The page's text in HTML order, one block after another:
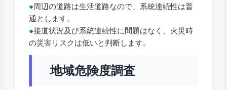
●周辺の道路は生活道路なので、系統連続性は普
通とします。
●接道状況及び系統連続性に問題はなく、火災時
の災害リスクは低いと判断します。
地域危険度調査